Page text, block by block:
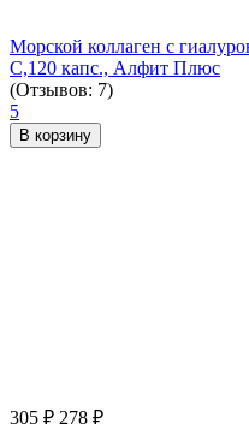
Морской коллаген с
С,120 капс., Алфит Плюс
(Отзывов: 7)
5
В корзину
305 ₽ 278 ₽